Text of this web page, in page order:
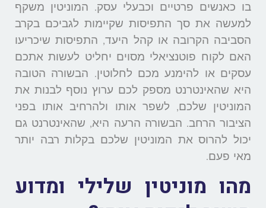
בו כאנשים פרטיים וכבעלי עסק. המוניטין משקף
למעשה את סך התפיסות שקיימות לגביכם בקרב
הסביבה הקרובה או קהל היעד, התפיסות שיכריעו
האם לקוח פוטנציאלי מסוים יחליט לעשות אתכם
עסקים או להימנע מכם לחלוטין. הבשורה הטובה
היא שהאינטרנט מספק לכם ערוץ נוסף לבנות את
המוניטין שלכם, לשפר אותו ולהרחיב אותו בפני
הציבור הרחב. הבשורה הרעה היא, שהאינטרנט גם
יכול להרוס את המוניטין שלכם בקלות רבה יותר
מאי פעם.
מהו מוניטין שלילי ומדוע